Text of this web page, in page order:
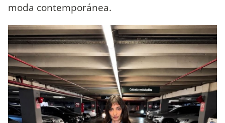
moda contemporánea.